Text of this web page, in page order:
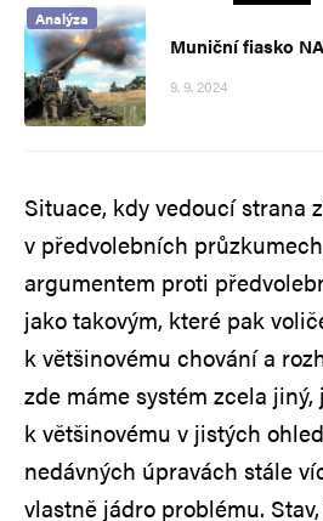
Analýza
Muniční fiasko
9. 9. 2024
Situace, kdy vedoucí strana
v předvolebních
argumentem proti
jako takovým, které pak
k většinovému chování a
zde máme systém zcela
k většinovému v jistých
nedávných úpravách stále
vlastně jádro problému.